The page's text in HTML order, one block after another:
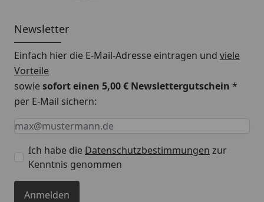
Newsletter
Einfach hier die E-Mail-Adresse eintragen und viele
Vorteile
sowiesofort einen 5,00 € Newslettergutschein *
per E-Mail sichern:
Keine Eingabe erforderlich
Eingabe erforderlich
E-Mail *
Ich habe die Datenschutzbestimmungen zur
Kenntnis genommen
Anmelden